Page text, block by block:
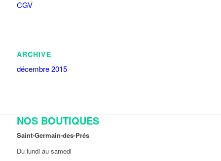
CGV
ARCHIVE
décembre 2015
NOS BOUTIQUES
Saint-Germain-des-Prés
Du lundi au samedi